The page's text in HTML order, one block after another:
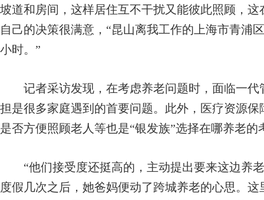
坡道和房间，这样居住互不干扰又能彼此照顾，
自己的决策很满意，“昆山离我工作的上海市青浦
小时。”
记者采访发现，在考虑养老问题时，面临一代
担是很多家庭遇到的首要问题。此外，医疗资源
是否方便照顾老人等也是“银发族”选择在哪养老的
“他们接受度还挺高的，主动提出要来这边养老
度假几次之后，她爸妈便动了跨城养老的心思。